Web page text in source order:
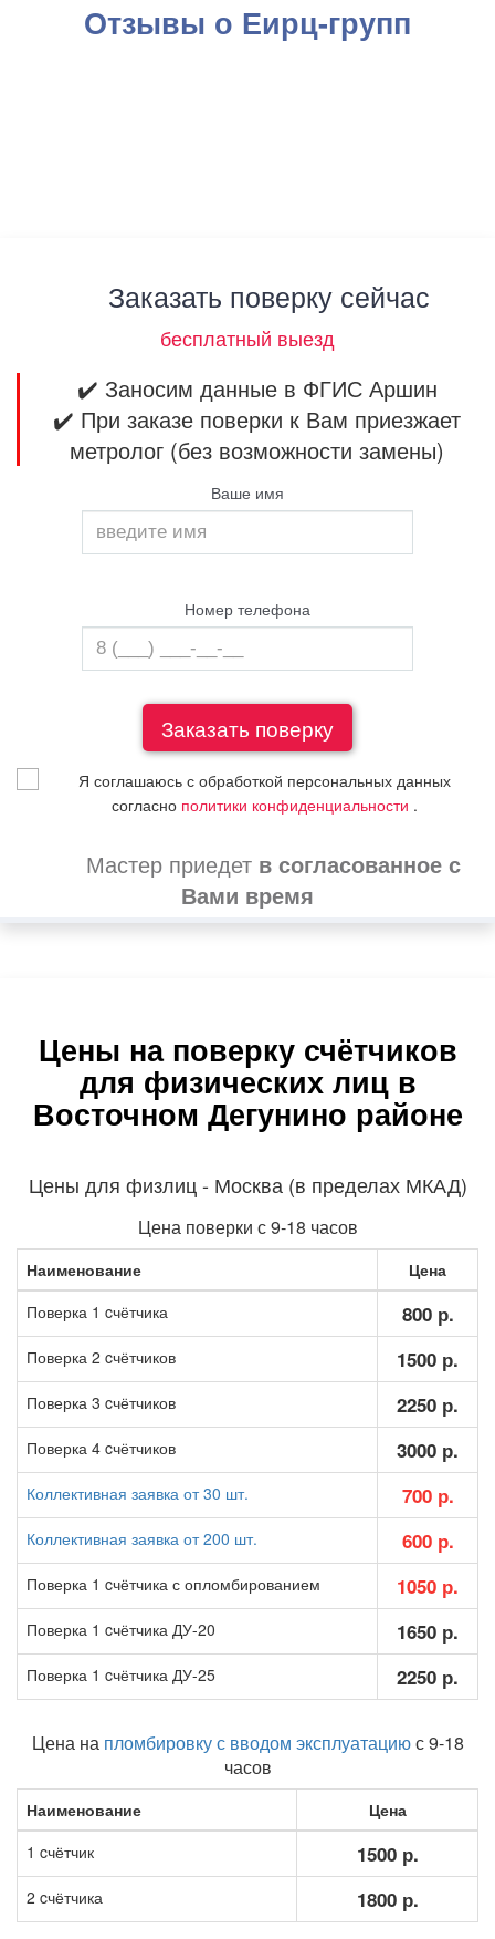
Отзывы о Еирц-групп
Заказать поверку сейчас
бесплатный выезд
✔️ Заносим данные в ФГИС Аршин
✔️ При заказе поверки к Вам приезжает
метролог (без возможности замены)
Ваше имя
Номер телефона
Я соглашаюсь с обработкой персональных данных
согласно политики конфиденциальности .
Мастер приедет в согласованное с
Вами время
Цены на поверку счётчиков
для физических лиц в
Восточном Дегунино районе
Цены для физлиц - Москва (в пределах МКАД)
Цена поверки с 9-18 часов
Наименование
Цена
Поверка 1 cчётчика
800 р.
Поверка 2 cчётчиков 1500 р.
Поверка 3 cчётчиков 2250 р.
Поверка 4 cчётчиков 3000 р.
Коллективная заявка от 30 шт. 700 р.
Коллективная заявка от 200 шт. 600 р.
Поверка 1 cчётчика с опломбированием 1050 р.
Поверка 1 cчётчика ДУ-20 1650 р.
Поверка 1 cчётчика ДУ-25 2250 р.
Цена на пломбировку с вводом эксплуатациюс 9-18
часов
Наименование
Цена
1 cчётчик
1500 р.
2 cчётчика 1800 р.